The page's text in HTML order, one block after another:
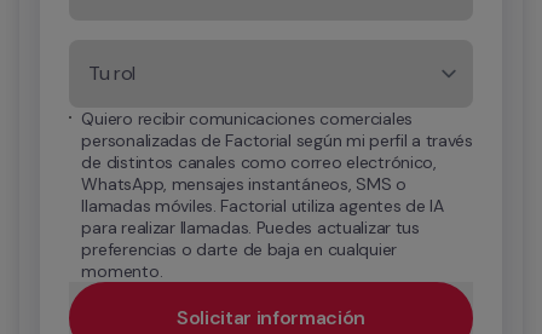
Tu rol
Quiero recibir comunicaciones comerciales
personalizadas de Factorial según mi perfil a través
de distintos canales como correo electrónico,
WhatsApp, mensajes instantáneos, SMS o
llamadas móviles. Factorial utiliza agentes de IA
para realizar llamadas. Puedes actualizar tus
preferencias o darte de baja en cualquier
momento.
Solicitar información